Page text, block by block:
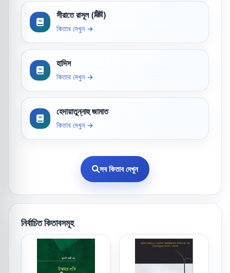
সীরাতে রাসূল (ﷺ)
কিতাব দেখুন →
হাদিস
কিতাব দেখুন →
হেদায়াতুন্নাহু জামাত
কিতাব দেখুন →
সব কিতাব দেখুন
নির্বাচিত কিতাবসমূহ